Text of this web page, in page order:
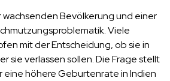
Bevölkerung und einer
Viele
mit der Entscheidung, ob sie in
sie verlassen sollen. Die Frage stellt
eine höhere Geburtenrate in Indien